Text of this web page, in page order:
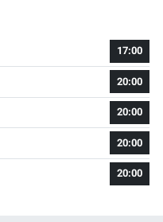
17:00
20:00
20:00
20:00
20:00